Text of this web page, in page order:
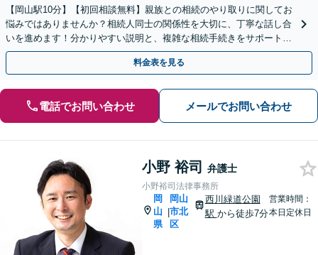
【岡山駅10分】【初回相談無料】親族との相続のやり取りに関してお
悩みではありませんか？相続人同士の関係性を大切に、丁寧な話し合
いを進めます！分かりやすい説明と、複雑な相続手続きをサポートい
たします。まずはご相談ください。【夜間・休日相談可】
料金表を見る
電話でお問い合わせ メールでお問い合わせ
小野 裕司 弁護士
小野裕司法律事務所
岡
山
県
|
岡山
市北
区
西川緑道公園
駅 から徒歩7分
営業時間：
本日定休日